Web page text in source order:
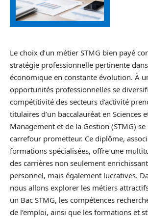
Le choix d’un métier STMG bien payé
stratégie professionnelle pertinente
économique en constante évolution. À
opportunités professionnelles se
compétitivité des secteurs d’activité
titulaires d’un baccalauréat en Sciences
Management et de la Gestion (STMG)
carrefour prometteur. Ce diplôme,
formations spécialisées, offre une
des carrières non seulement
personnel, mais également lucratives.
nous allons explorer les métiers
un Bac STMG, les compétences
de l’emploi, ainsi que les formations et